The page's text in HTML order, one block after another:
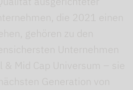
die 2021 einen
gehören zu den
Unternehmen
Mid Cap Universum – sie
Generation von